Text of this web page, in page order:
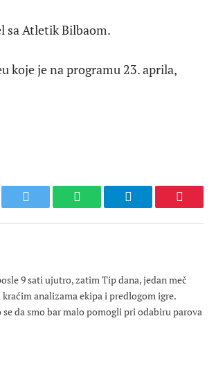
sa Atletik Bilbaom.
koje je na programu 23. aprila,
Twitter WhatsAppTelegram Pinterest
9 sati ujutro, zatim Tip dana, jedan meč
analizama ekipa i predlogom igre.
da smo bar malo pomogli pri odabiru parova